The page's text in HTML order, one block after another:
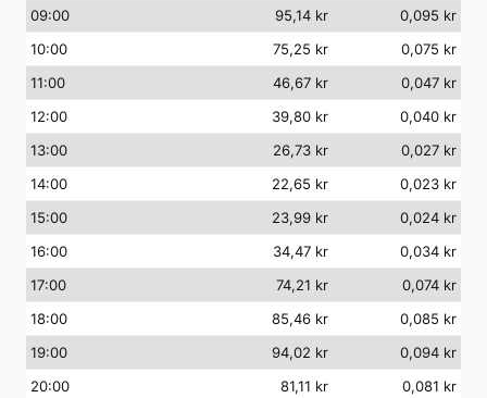
09:00 95,14 kr
0,095 kr
10:00 75,25 kr
0,075 kr
11:00 46,67 kr
0,047 kr
12:00 39,80 kr
0,040 kr
13:00 26,73 kr
0,027 kr
14:00 22,65 kr
0,023 kr
15:00 23,99 kr
0,024 kr
16:00 34,47 kr
0,034 kr
17:00 74,21 kr
0,074 kr
18:00 85,46 kr
0,085 kr
19:00 94,02 kr
0,094 kr
20:00 81,11 kr
0,081 kr